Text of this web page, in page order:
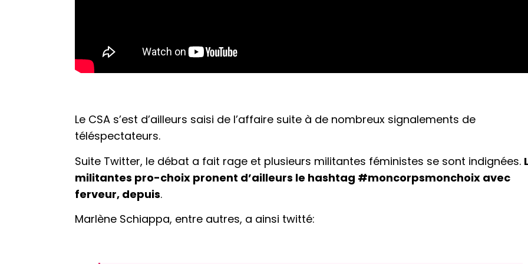
Le CSA s’est d’ailleurs saisi de l’affaire suite à de nombreux signalements de
téléspectateurs.
Suite Twitter, le débat a fait rage et plusieurs militantes féministes se sont indignées.
militantes pro-choix pronent d’ailleurs le hashtag #moncorpsmonchoix avec
ferveur, depuis.
Marlène Schiappa, entre autres, a ainsi twitté: